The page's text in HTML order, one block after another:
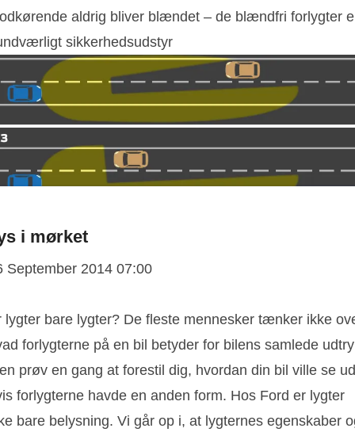
aldrig bliver blændet – de blændfri forlygter
sikkerhedsudstyr
i mørket
September 2014 07:00
lygter bare lygter? De fleste mennesker tænker ikke
forlygterne på en bil betyder for bilens samlede
prøv en gang at forestil dig, hvordan din bil ville se ud
forlygterne havde en anden form. Hos Ford er lygter
bare belysning. Vi går op i, at lygternes egenskaber